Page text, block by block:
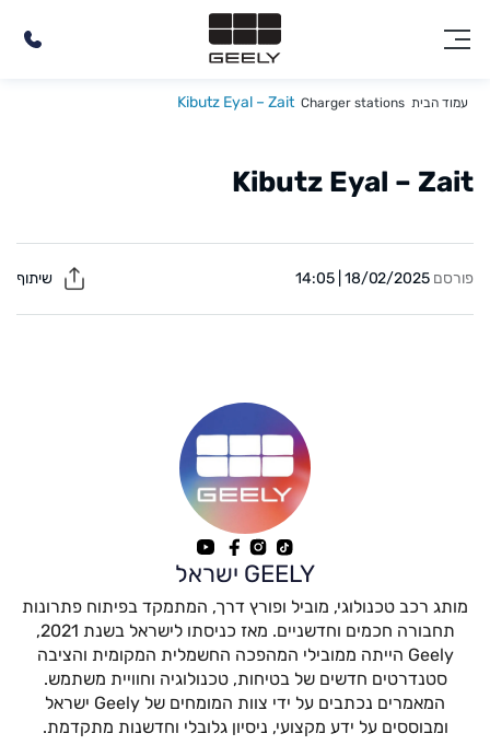
עמוד הבית Charger stations
Kibutz Eyal – Zait
Kibutz Eyal – Zait
פורסם 18/02/2025 | 14:05
GEELY ישראל
מותג רכב טכנולוגי, מוביל ופורץ דרך, המתמקד בפיתוח פתרונות
תחבורה חכמים וחדשניים. מאז כניסתו לישראל בשנת 2021,
Geely הייתה ממובילי המהפכה החשמלית המקומית והציבה
סטנדרטים חדשים של בטיחות, טכנולוגיה וחוויית משתמש.
המאמרים נכתבים על ידי צוות המומחים של Geely ישראל
ומבוססים על ידע מקצועי, ניסיון גלובלי וחדשנות מתקדמת.